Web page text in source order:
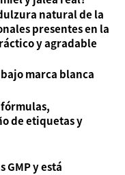
natural de la
presentes en la
y agradable
marca blanca
de etiquetas y
y está